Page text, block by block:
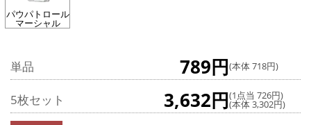
パウパトロール
マーシャル
単品 789円(本体 718円)
5枚セット 3,632円(1点当 726円)
(本体 3,302円)